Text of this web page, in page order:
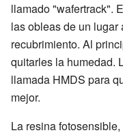
llamado "wafertrack".
las obleas de un lugar
recubrimiento. Al
quitarles la humedad.
llamada HMDS para
mejor.
La resina